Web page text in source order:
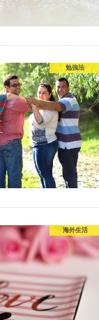
勉強法
海外生活